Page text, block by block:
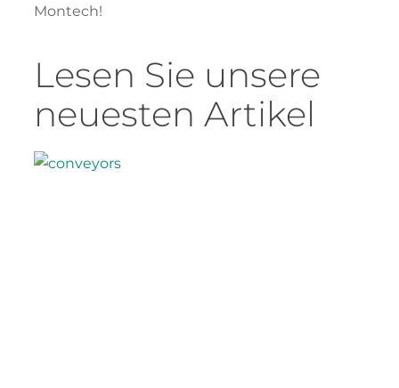
Montech!
Lesen Sie unsere
neuesten Artikel